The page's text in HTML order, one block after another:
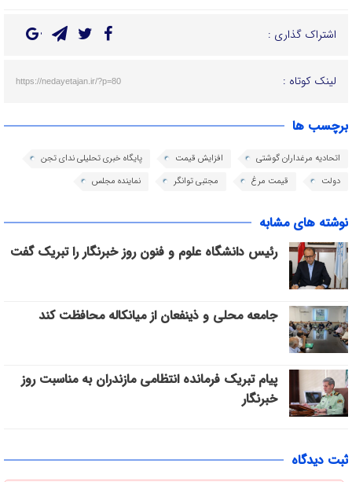
اشتراک گذاری :
لینک کوتاه : https://nedayetajan.ir/?p=80
برچسب ها
اتحادیه مرغداران گوشتی افزایش قیمت
پایگاه خبری تحلیلی ندای تجن
دولت
قیمت مرغ مجتبی توانگر نماینده مجلس
نوشته های مشابه
رئیس دانشگاه علوم و فنون روز خبرنگار را تبریک گفت
جامعه محلی و ذینفعان از میانکاله محافظت کند
پیام تبریک فرمانده انتظامی مازندران به مناسبت روز
خبرنگار
ثبت دیدگاه